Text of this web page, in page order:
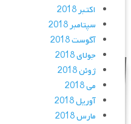
اکتبر 2018
سپتامبر 2018
آگوست 2018
جولای 2018
ژوئن 2018
می 2018
آوریل 2018
مارس 2018